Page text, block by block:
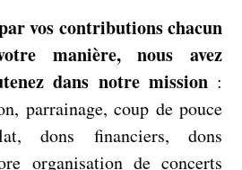
vos contributions chacun
manière, nous avez
dans notre mission:
parrainage, coup de pouce
dons financiers, dons
organisation de concerts